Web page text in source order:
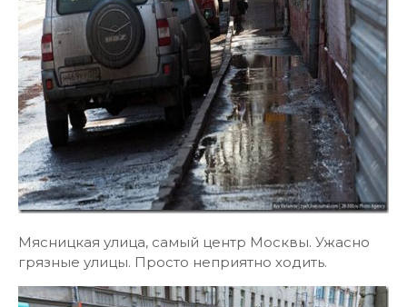
Мясницкая улица, самый центр Москвы. Ужасно
грязные улицы. Просто неприятно ходить.